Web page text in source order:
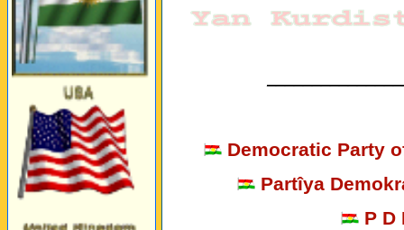
Democratic Party
Partîya
P D